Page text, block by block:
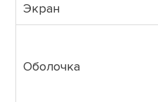
Экран
Оболочка